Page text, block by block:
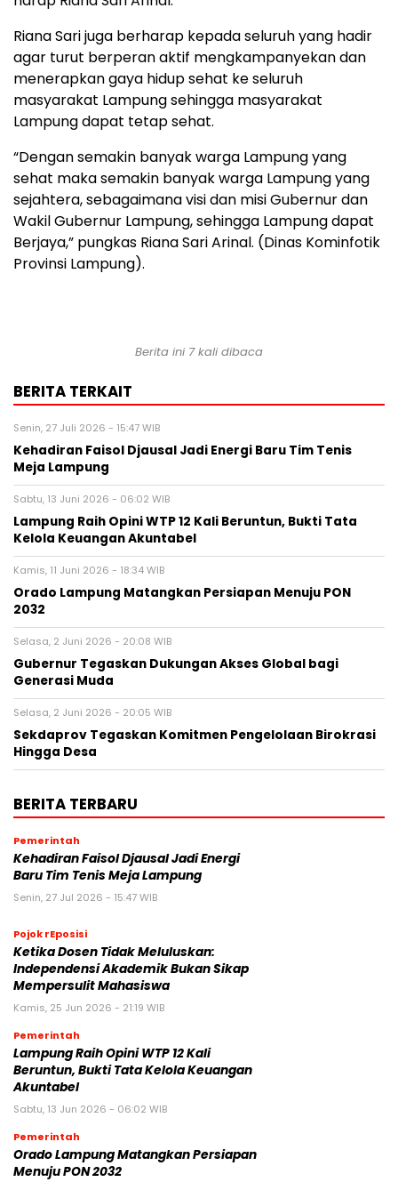
Riana Sari juga berharap kepada seluruh yang hadir
agar turut berperan aktif mengkampanyekan dan
menerapkan gaya hidup sehat ke seluruh
masyarakat Lampung sehingga masyarakat
Lampung dapat tetap sehat.
“Dengan semakin banyak warga Lampung yang
sehat maka semakin banyak warga Lampung yang
sejahtera, sebagaimana visi dan misi Gubernur dan
Wakil Gubernur Lampung, sehingga Lampung dapat
Berjaya,” pungkas Riana Sari Arinal. (Dinas Kominfotik
Provinsi Lampung).
Berita ini 7 kali dibaca
BERITA TERKAIT
Senin, 27 Juli 2026 - 15:47 WIB
Kehadiran Faisol Djausal Jadi Energi Baru Tim Tenis
Meja Lampung
Sabtu, 13 Juni 2026 - 06:02 WIB
Lampung Raih Opini WTP 12 Kali Beruntun, Bukti Tata
Kelola Keuangan Akuntabel
Kamis, 11 Juni 2026 - 18:34 WIB
Orado Lampung Matangkan Persiapan Menuju PON
2032
Selasa, 2 Juni 2026 - 20:08 WIB
Gubernur Tegaskan Dukungan Akses Global bagi
Generasi Muda
Selasa, 2 Juni 2026 - 20:05 WIB
Sekdaprov Tegaskan Komitmen Pengelolaan Birokrasi
Hingga Desa
BERITA TERBARU
Pemerintah
Kehadiran Faisol Djausal Jadi Energi
Baru Tim Tenis Meja Lampung
Senin, 27 Jul 2026 - 15:47 WIB
Pojok rEposisi
Ketika Dosen Tidak Meluluskan:
Independensi Akademik Bukan Sikap
Mempersulit Mahasiswa
Kamis, 25 Jun 2026 - 21:19 WIB
Pemerintah
Lampung Raih Opini WTP 12 Kali
Beruntun, Bukti Tata Kelola Keuangan
Akuntabel
Sabtu, 13 Jun 2026 - 06:02 WIB
Pemerintah
Orado Lampung Matangkan Persiapan
Menuju PON 2032